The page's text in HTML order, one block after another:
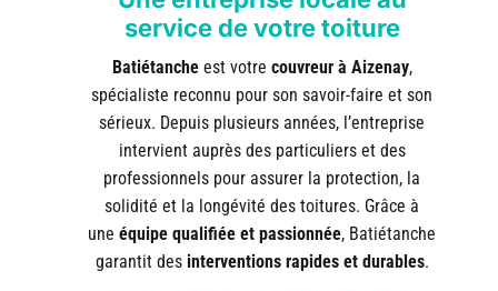
service de votre toiture
Batiétanche est votre couvreur à Aizenay,
spécialiste reconnu pour son savoir-faire et son
sérieux. Depuis plusieurs années, l’entreprise
intervient auprès des particuliers et des
professionnels pour assurer la protection, la
solidité et la longévité des toitures. Grâce à
une équipe qualifiée et passionnée, Batiétanche
garantit des interventions rapides et durables.